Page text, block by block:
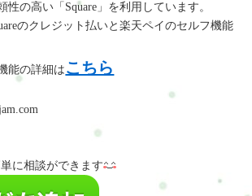
性の高い「 Square」を利用しています。
のクレジット払いと楽天ペイのセルフ機能
能の詳細はこちら
に相談ができます